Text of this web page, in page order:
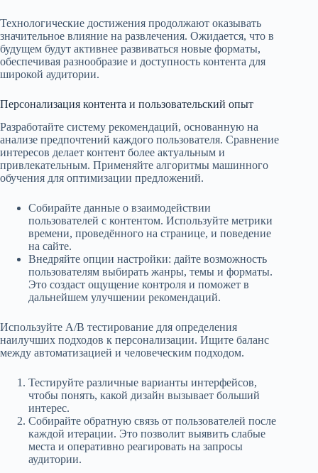
Технологические достижения продолжают оказывать
значительное влияние на развлечения. Ожидается, что в
будущем будут активнее развиваться новые форматы,
обеспечивая разнообразие и доступность контента для
широкой аудитории.
Персонализация контента и пользовательский опыт
Разработайте систему рекомендаций, основанную на
анализе предпочтений каждого пользователя. Сравнение
интересов делает контент более актуальным и
привлекательным. Применяйте алгоритмы машинного
обучения для оптимизации предложений.
Собирайте данные о взаимодействии
пользователей с контентом. Используйте метрики
времени, проведённого на странице, и поведение
на сайте.
Внедряйте опции настройки: дайте возможность
пользователям выбирать жанры, темы и форматы.
Это создаст ощущение контроля и поможет в
дальнейшем улучшении рекомендаций.
Используйте A/B тестирование для определения
наилучших подходов к персонализации. Ищите баланс
между автоматизацией и человеческим подходом.
Тестируйте различные варианты интерфейсов,
чтобы понять, какой дизайн вызывает больший
интерес.
Собирайте обратную связь от пользователей после
каждой итерации. Это позволит выявить слабые
места и оперативно реагировать на запросы
аудитории.